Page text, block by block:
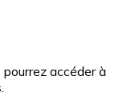
accéder à